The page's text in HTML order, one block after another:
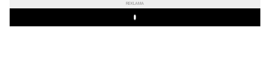
REKLAMA
Play